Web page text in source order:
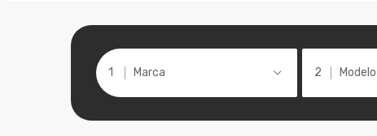
Marca Modelo